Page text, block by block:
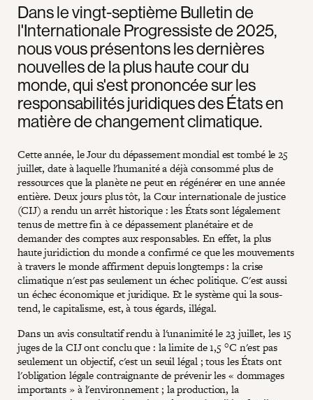
Dans le vingt-septième Bulletin de
l'Internationale Progressiste de 2025,
nous vous présentons les dernières
nouvelles de la plus haute cour du
monde, qui s'est prononcée sur les
responsabilités juridiques des États en
matière de changement climatique.
Cette année, le Jour du dépassement mondial est tombé le 25
juillet, date à laquelle l'humanité a déjà consommé plus de
ressources que la planète ne peut en régénérer en une année
entière. Deux jours plus tôt, la Cour internationale de justice
(CIJ) a rendu un arrêt historique : les États sont légalement
tenus de mettre fin à ce dépassement planétaire et de
demander des comptes aux responsables. En effet, la plus
haute juridiction du monde a confirmé ce que les mouvements
à travers le monde affirment depuis longtemps : la crise
climatique n'est pas seulement un échec politique. C'est aussi
un échec économique et juridique. Et le système qui la sous-
tend, le capitalisme, est, à tous égards, illégal.
Dans un avis consultatif rendu à l'unanimité le 23 juillet, les 15
juges de la CIJ ont conclu que : la limite de 1,5 °C n'est pas
seulement un objectif, c'est un seuil légal ; tous les États ont
l'obligation légale contraignante de prévenir les « dommages
importants » à l'environnement ; la production, la